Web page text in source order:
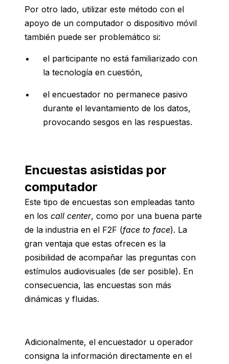
Por otro lado, utilizar este método con el
apoyo de un computador o dispositivo móvil
también puede ser problemático si:
el participante no está familiarizado con
la tecnología en cuestión,
el encuestador no permanece pasivo
durante el levantamiento de los datos,
provocando sesgos en las respuestas.
Encuestas asistidas por
computador
Este tipo de encuestas son empleadas tanto
en los call center, como por una buena parte
de la industria en el F2F (face to face). La
gran ventaja que estas ofrecen es la
posibilidad de acompañar las preguntas con
estímulos audiovisuales (de ser posible). En
consecuencia, las encuestas son más
dinámicas y fluidas.
Adicionalmente, el encuestador u operador
consigna la información directamente en el